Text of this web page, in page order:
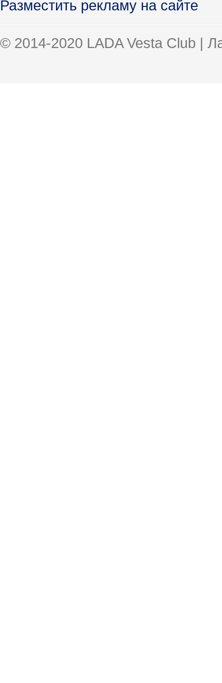
Разместить рекламу на сайте
© 2014-2020 LADA Vesta Club |